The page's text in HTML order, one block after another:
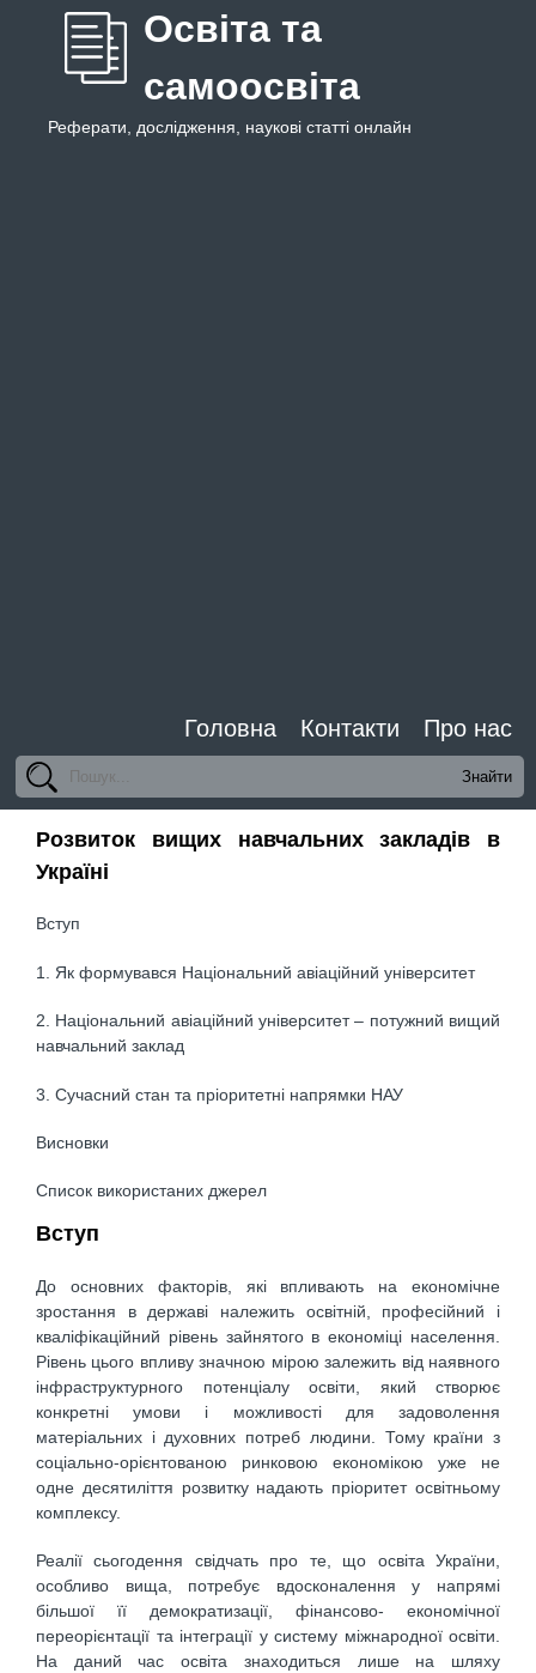
Освіта та
самоосвіта
Реферати, дослідження, наукові статті онлайн
Головна Контакти Про нас
Розвиток вищих навчальних закладів в
Україні
Вступ
1. Як формувався Національний авіаційний університет
2. Національний авіаційний університет – потужний вищий
навчальний заклад
3. Сучасний стан та пріоритетні напрямки НАУ
Висновки
Список використаних джерел
Вступ
До основних факторів, які впливають на економічне
зростання в державі належить освітній, професійний і
кваліфікаційний рівень зайнятого в економіці населення.
Рівень цього впливу значною мірою залежить від наявного
інфраструктурного потенціалу освіти, який створює
конкретні умови і можливості для задоволення
матеріальних і духовних потреб людини. Тому країни з
соціально-орієнтованою ринковою економікою уже не
одне десятиліття розвитку надають пріоритет освітньому
комплексу.
Реалії сьогодення свідчать про те, що освіта України,
особливо вища, потребує вдосконалення у напрямі
більшої її демократизації, фінансово- економічної
переорієнтації та інтеграції у систему міжнародної освіти.
На даний час освіта знаходиться лише на шляху